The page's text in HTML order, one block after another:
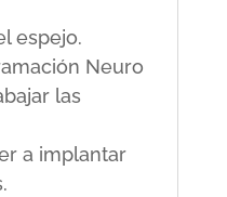
espejo.
Neuro
las
a implantar